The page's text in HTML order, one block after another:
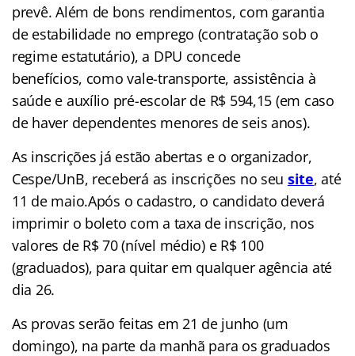
prevê. Além de bons rendimentos, com garantia
de estabilidade no emprego (contratação sob o
regime estatutário), a DPU concede
benefícios, como vale-transporte, assistência à
saúde e auxílio pré-escolar de R$ 594,15 (em caso
de haver dependentes menores de seis anos).
As inscrições já estão abertas e o organizador,
Cespe/UnB, receberá as inscrições no seu site,até
11 de maio.Após o cadastro, o candidato deverá
imprimir o boleto com a taxa de inscrição, nos
valores de R$ 70 (nível médio) e R$ 100
(graduados), para quitar em qualquer agência até
dia 26.
As provas serão feitas em 21 de junho (um
domingo), na parte da manhã para os graduados